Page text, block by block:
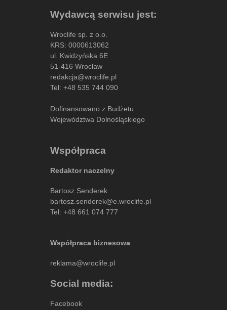
Wydawcą serwisu jest:
Wroclife sp. z o.o.
KRS: 0000613062
ul. Kwidzyńska 6E
51-416 Wrocław
redakcja@wroclife.pl
Tel: +48 535 744 090
Dofinansowano z Budżetu
Województwa Dolnośląskiego
Współpraca
Redaktor naczelny
Bartosz Senderek
bartosz.senderek@e.wroclife.pl
Tel: +48 661 074 777
Współpraca biznesowa
reklama@wroclife.pl
Social media:
Facebook